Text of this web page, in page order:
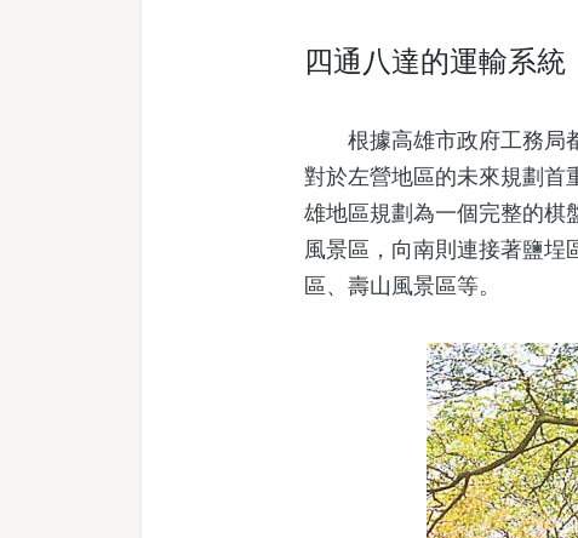
四通八達的運輸系統
根據高雄市政府工務局都
對於左營地區的未來規劃首
雄地區規劃為一個完整的棋
風景區，向南則連接著鹽埕
區、壽山風景區等。